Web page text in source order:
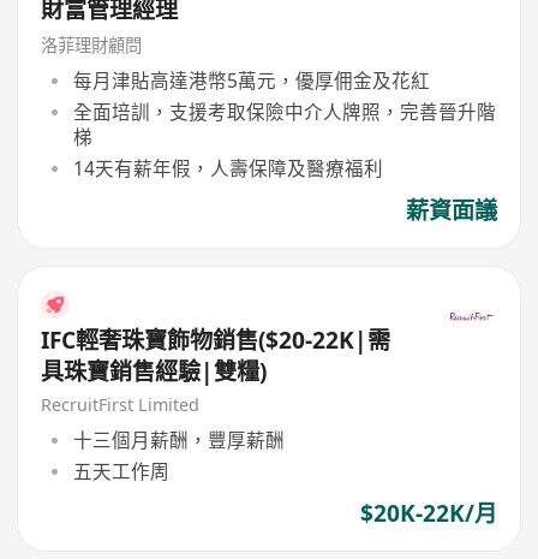
財富管理經理
洛菲理財顧問
每月津貼高達港幣5萬元，優厚佣金及花紅
全面培訓，支援考取保險中介人牌照，完善晉升階
梯
14天有薪年假，人壽保障及醫療福利
薪資面議
IFC輕奢珠寶飾物銷售($20-22K|需
具珠寶銷售經驗|雙糧)
RecruitFirst Limited
十三個月薪酬，豐厚薪酬
五天工作周
$20K-22K/月